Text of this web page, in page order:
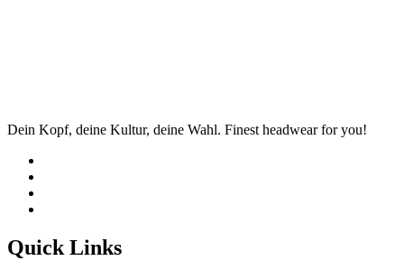
Dein Kopf, deine Kultur, deine Wahl. Finest headwear for you!
Quick Links